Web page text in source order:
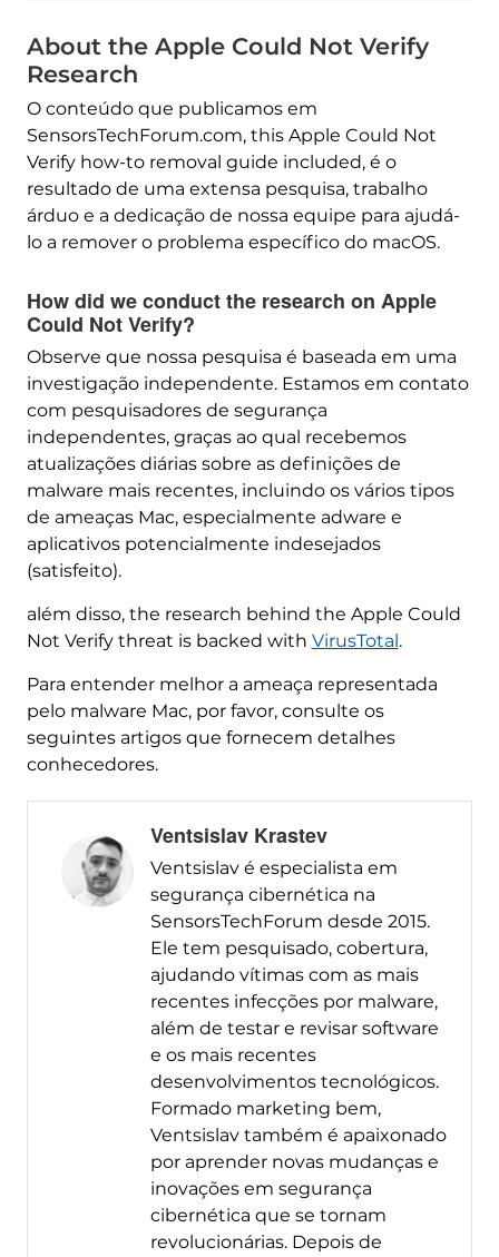
About the Apple Could Not Verify
Research
O conteúdo que publicamos em
SensorsTechForum.com, this Apple Could Not
Verify how-to removal guide included, é o
resultado de uma extensa pesquisa, trabalho
árduo e a dedicação de nossa equipe para ajudá-
lo a remover o problema específico do macOS.
How did we conduct the research on Apple
Could Not Verify?
Observe que nossa pesquisa é baseada em uma
investigação independente. Estamos em contato
com pesquisadores de segurança
independentes, graças ao qual recebemos
atualizações diárias sobre as definições de
malware mais recentes, incluindo os vários tipos
de ameaças Mac, especialmente adware e
aplicativos potencialmente indesejados
(satisfeito).
além disso, the research behind the Apple Could
Not Verify threat is backed with VirusTotal .
Para entender melhor a ameaça representada
pelo malware Mac, por favor, consulte os
seguintes artigos que fornecem detalhes
conhecedores.
Ventsislav Krastev
Ventsislav é especialista em
segurança cibernética na
SensorsTechForum desde 2015.
Ele tem pesquisado, cobertura,
ajudando vítimas com as mais
recentes infecções por malware,
além de testar e revisar software
e os mais recentes
desenvolvimentos tecnológicos.
Formado marketing bem,
Ventsislav também é apaixonado
por aprender novas mudanças e
inovações em segurança
cibernética que se tornam
revolucionárias. Depois de